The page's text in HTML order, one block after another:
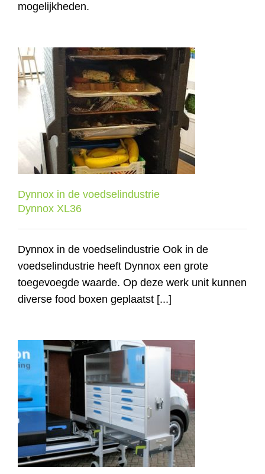
mogelijkheden.
Dynnox in de voedselindustrie
Dynnox XL36
Dynnox in de voedselindustrie
Dynnox XL36
Dynnox in de voedselindustrie Ook in de
voedselindustrie heeft Dynnox een grote
toegevoegde waarde. Op deze werk unit kunnen
diverse food boxen geplaatst [...]
BLR BIMON
KLIMAATBEHEERSING
Dynnox XL36